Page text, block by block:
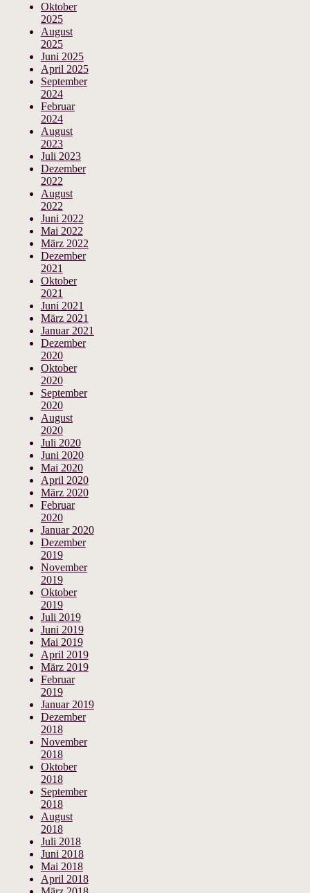
Oktober
2025
August
2025
Juni 2025
April 2025
September
2024
Februar
2024
August
2023
Juli 2023
Dezember
2022
August
2022
Juni 2022
Mai 2022
März 2022
Dezember
2021
Oktober
2021
Juni 2021
März 2021
Januar 2021
Dezember
2020
Oktober
2020
September
2020
August
2020
Juli 2020
Juni 2020
Mai 2020
April 2020
März 2020
Februar
2020
Januar 2020
Dezember
2019
November
2019
Oktober
2019
Juli 2019
Juni 2019
Mai 2019
April 2019
März 2019
Februar
2019
Januar 2019
Dezember
2018
November
2018
Oktober
2018
September
2018
August
2018
Juli 2018
Juni 2018
Mai 2018
April 2018